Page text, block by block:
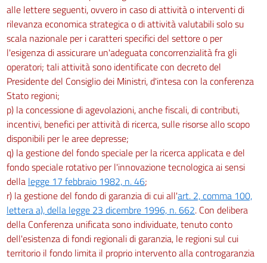
alle lettere seguenti, ovvero in caso di attività o interventi di
rilevanza economica strategica o di attività valutabili solo su
scala nazionale per i caratteri specifici del settore o per
l'esigenza di assicurare un'adeguata concorrenzialità fra gli
operatori; tali attività sono identificate con decreto del
Presidente del Consiglio dei Ministri, d'intesa con la conferenza
Stato regioni;
p) la concessione di agevolazioni, anche fiscali, di contributi,
incentivi, benefici per attività di ricerca, sulle risorse allo scopo
disponibili per le aree depresse;
q) la gestione del fondo speciale per la ricerca applicata e del
fondo speciale rotativo per l'innovazione tecnologica ai sensi
della legge 17 febbraio 1982, n. 46;
r) la gestione del fondo di garanzia di cui all'art. 2, comma 100,
lettera a), della legge 23 dicembre 1996, n. 662. Con delibera
della Conferenza unificata sono individuate, tenuto conto
dell'esistenza di fondi regionali di garanzia, le regioni sul cui
territorio il fondo limita il proprio intervento alla controgaranzia